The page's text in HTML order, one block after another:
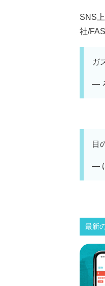
SNS
社/
ガ
—
目
—
最新